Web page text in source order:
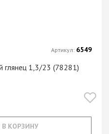
глянец 1,3/23 (78281)
В КОРЗИНУ
Артикул: 6549